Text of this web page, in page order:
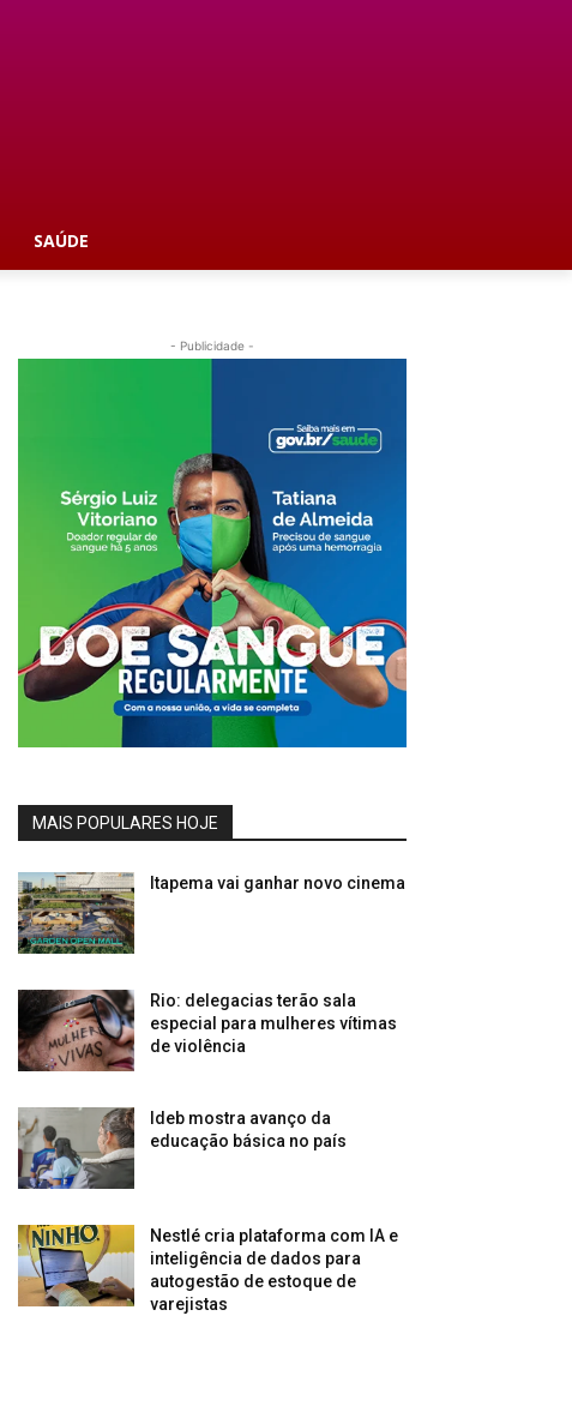
SAÚDE
- Publicidade -
MAIS POPULARES HOJE
Itapema vai ganhar novo cinema
Rio: delegacias terão sala
especial para mulheres vítimas
de violência
Ideb mostra avanço da
educação básica no país
Nestlé cria plataforma com IA e
inteligência de dados para
autogestão de estoque de
varejistas